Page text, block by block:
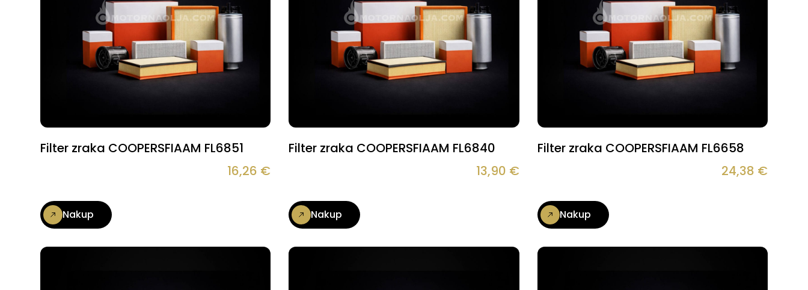
Filter zraka COOPERSFIAAM FL6851
16,26 €
Nakup
Filter zraka COOPERSFIAAM FL6840
13,90 €
Nakup
Filter zraka COOPERSFIAAM FL6658
24,38 €
Nakup